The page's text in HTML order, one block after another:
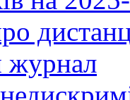
журнал